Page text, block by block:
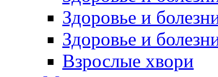
Здоровье и
Здоровье и
Взрослые хвори